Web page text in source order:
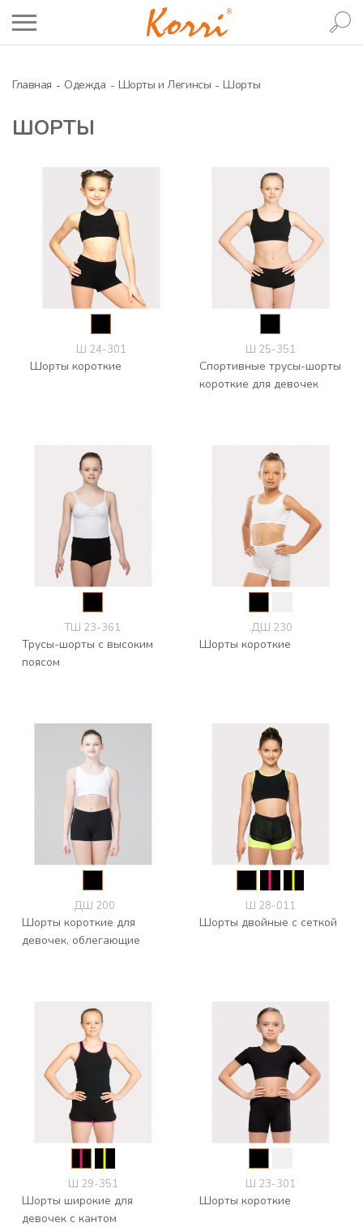
Главная Одежда Шорты и Легинсы Шорты
ШОРТЫ
Ш 24-301
Шорты короткие
Ш 25-351
Спортивные трусы-шорты
короткие для девочек
ТШ 23-361
Трусы-шорты с высоким
поясом
.ДШ 230
Шорты короткие
.ДШ 200
Шорты короткие для
девочек, облегающие
Ш 28-011
Шорты двойные с сеткой
Ш 29-351
Шорты широкие для
девочек с кантом
Ш 23-301
Шорты короткие